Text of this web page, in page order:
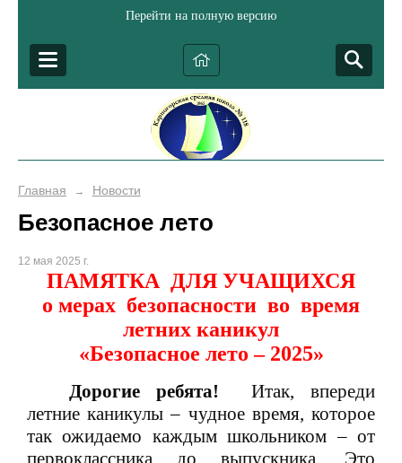
Перейти на полную версию
Главная → Новости
Безопасное лето
12 мая 2025 г.
ПАМЯТКА ДЛЯ УЧАЩИХСЯ
о мерах безопасности во время
летних каникул
«Безопасное лето – 2025»
Дорогие ребята!Итак, впереди
летние каникулы – чудное время, которое
так ожидаемо каждым школьником – от